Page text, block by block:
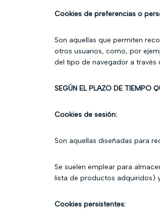
Cookies de preferencias o
Son aquellas que permiten
otros usuarios, como, por
del tipo de navegador a través
SEGÚN EL PLAZO DE TIEMPO
Cookies de sesión:
Son aquellas diseñadas para
Se suelen emplear para
lista de productos adquiridos)
Cookies persistentes: